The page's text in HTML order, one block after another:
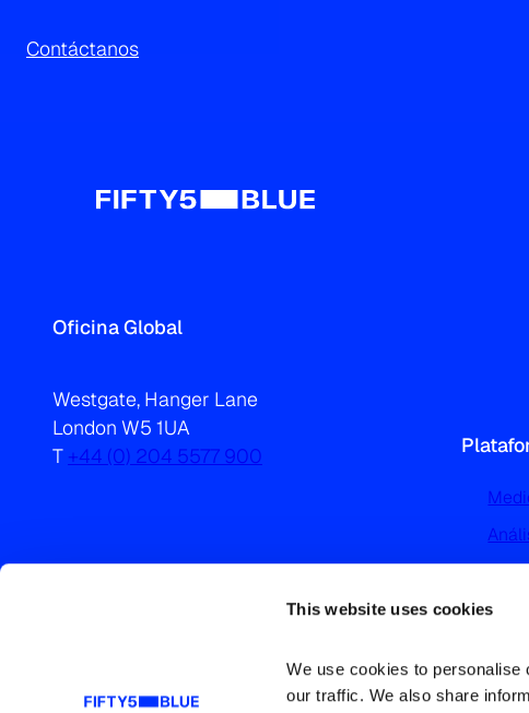
This website uses cookies
We use cookies to personalise
our traffic. We also share
Contáctanos
Oficina Global
Westgate, Hanger Lane
London W5 1UA
T +44 (0) 204 5577 900